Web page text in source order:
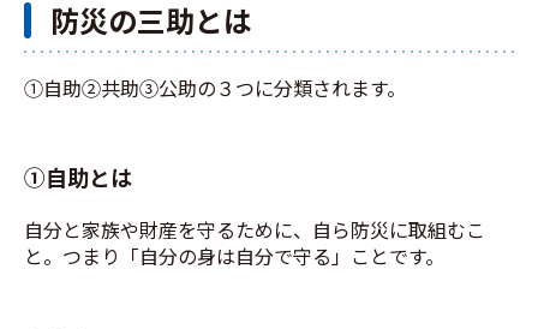
防災の三助とは
①自助②共助③公助の３つに分類されます。
➀自助とは
自分と家族や財産を守るために、自ら防災に取組むこ
と。つまり「自分の身は自分で守る」ことです。